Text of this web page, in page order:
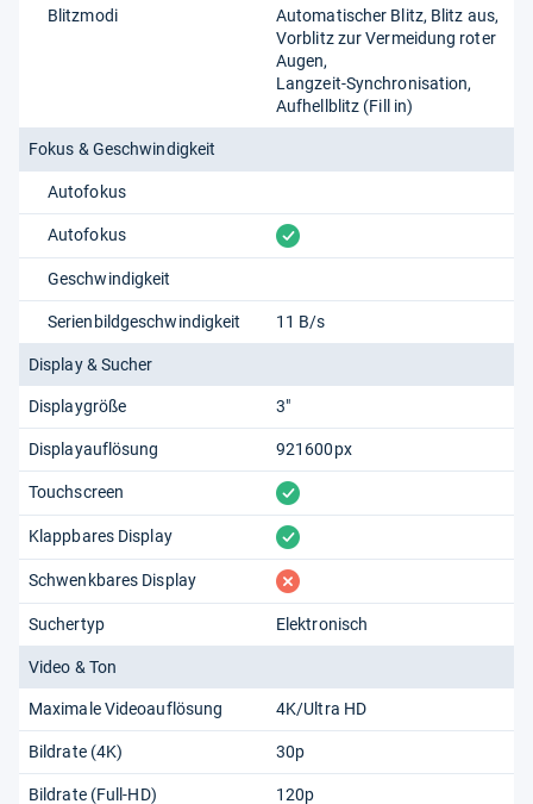
Blitzmodi Automatischer Blitz Blitz aus
Vorblitz zur Vermeidung roter
Augen
Langzeit-Synchronisation
Aufhellblitz (Fill in)
Fokus & Geschwindigkeit
Autofokus
Autofokus vorhanden
Geschwindigkeit
Serienbildgeschwindigkeit 11 B/s
Display & Sucher
Displaygröße 3"
Displayauflösung 921600px
Touchscreen vorhanden
Klappbares Display vorhanden
Schwenkbares Display fehlt
Suchertyp Elektronisch
Video & Ton
Maximale Videoauflösung 4K/Ultra HD
Bildrate (4K) 30p
Bildrate (Full-HD) 120p